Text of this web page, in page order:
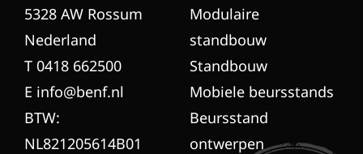
Modulaire
standbouw
Standbouw
Mobiele beursstands
Beursstand
ontwerpen
5328 AW Rossum
Nederland
T 0418 662500
E info@benf.nl
BTW:
NL821205614B01